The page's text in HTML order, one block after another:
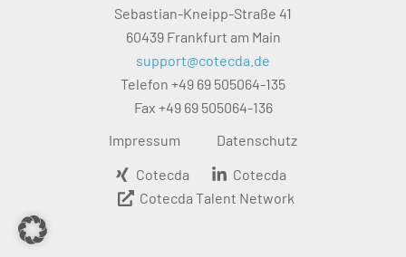
Sebastian-Kneipp-Straße 41
60439 Frankfurt am Main
support@cotecda.de
Telefon +49 69 505064-135
Fax +49 69 505064-136
Impressum
Datenschutz
Cotecda
Cotecda
Cotecda Talent Network